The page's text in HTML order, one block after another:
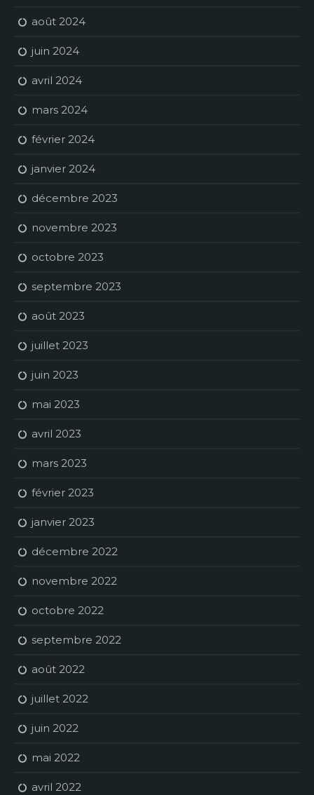
août 2024
juin 2024
avril 2024
mars 2024
février 2024
janvier 2024
décembre 2023
novembre 2023
octobre 2023
septembre 2023
août 2023
juillet 2023
juin 2023
mai 2023
avril 2023
mars 2023
février 2023
janvier 2023
décembre 2022
novembre 2022
octobre 2022
septembre 2022
août 2022
juillet 2022
juin 2022
mai 2022
avril 2022